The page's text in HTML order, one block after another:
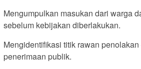
Mengumpulkan masukan dari warga
sebelum kebijakan diberlakukan.
Mengidentifikasi titik rawan
penerimaan publik.